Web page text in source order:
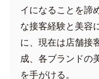
イになることを諦
な接客経験と美容
に、現在は店舗接
成、各ブランドの
を手がける。